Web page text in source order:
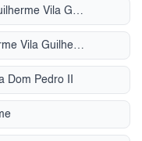
Condomínio Parque Jardim Vila Guilherme Vila Guilherme
Condomínio Hill House Vila Guilherme Vila Guilherme
Dom Pedro II